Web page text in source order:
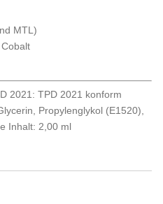
MTL)
2021: TPD 2021 konform
Propylenglykol (E1520),
Inhalt: 2,00 ml